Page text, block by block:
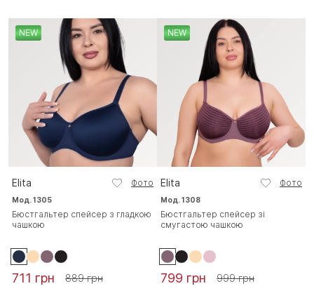
NEW
Elita Фото
Мод. 1305
Бюстгальтер спейсер з гладкою
чашкою
711 грн 889 грн
NEW
Elita Фото
Мод. 1308
Бюстгальтер спейсер зі
смугастою чашкою
799 грн 999 грн